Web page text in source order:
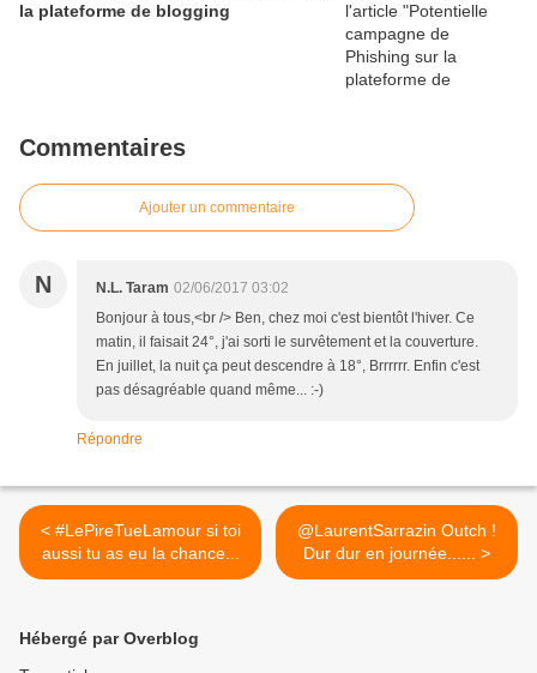
la plateforme de blogging
Commentaires
Ajouter un commentaire
N N.L. Taram 02/06/2017 03:02
Bonjour à tous,<br /> Ben, chez moi c'est bientôt l'hiver. Ce
matin, il faisait 24°, j'ai sorti le survêtement et la couverture.
En juillet, la nuit ça peut descendre à 18°, Brrrrrr. Enfin c'est
pas désagréable quand même... :-)
Répondre
< #LePireTueLamour si toi
aussi tu as eu la chance...
@LaurentSarrazin Outch !
Dur dur en journée...... >
Hébergé par Overblog